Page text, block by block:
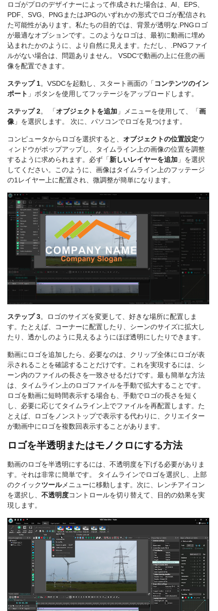
ロゴがプロのデザイナーによって作成された場合は、AI、EPS、
PDF、SVG、PNGまたはJPGのいずれかの形式でロゴが配信され
た可能性があります。私たちの目的では、背景が透明な.PNGロゴ
が最適なオプションです。このようなロゴは、最初に動画に埋め
込まれたかのように、より自然に見えます。ただし、.PNGファイ
ルがない場合は、問題ありません。 VSDCで動画の上に任意の画
像を配置できます。
ステップ 1。VSDCを起動し、スタート画面の「 コンテンツのイン
ポート 」ボタンを使用してフッテージをアップロードします。
ステップ 2。 「オブジェクトを追加 」メニューを使用して、「画
像 」を選択します。 次に、パソコンでロゴを見つけます。
コンピュータからロゴを選択すると、 オブジェクトの位置設定ウ
ィンドウがポップアップし、タイムライン上の画像の位置を調整
するように求められます。必ず「新しいレイヤーを追加 」を選択
してください。このように、画像はタイムライン上のフッテージ
の1レイヤー上に配置され、微調整が簡単になります。
ステップ 3。ロゴのサイズを変更して、好きな場所に配置しま
す。たとえば、コーナーに配置したり、シーンのサイズに拡大し
たり、透かしのように見えるようにほぼ透明にしたりできます。
動画にロゴを追加したら、必要なのは、クリップ全体にロゴが表
示されることを確認することだけです。これを実現するには、シ
ーン内のファイルの長さを一致させるだけです。最も簡単な方法
は、タイムライン上のロゴファイルを手動で拡大することです。
ロゴを動画に短時間表示する場合も、手動でロゴの長さを短く
し、必要に応じてタイムライン上でファイルを再配置します。た
とえば、ロゴをノンストップで表示する代わりに、クリエイター
が動画中にロゴを複数回表示することがあります。
ロゴを半透明またはモノクロにする方法
動画のロゴを半透明にするには、不透明度を下げる必要がありま
す。それは非常に簡単です。 タイムラインでロゴを選択し、上部
のクイックツールメニューに移動します。次に、レンチアイコン
を選択し、 不透明度コントロールを切り替えて、目的の効果を実
現します。